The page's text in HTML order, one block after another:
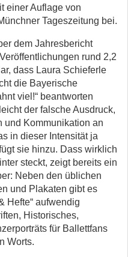
einer Auflage von
Tageszeitung bei.
dem Jahresbericht
rund 2,2
dass Laura Schieferle
die Bayerische
viel!“ beantworten
der falsche Ausdruck,
und Kommunikation an
in dieser Intensität ja
sie hinzu. Dass wirklich
steckt, zeigt bereits ein
Neben den üblichen
und Plakaten gibt es
Hefte“ aufwendig
Historisches,
für Ballettfans
Worts.